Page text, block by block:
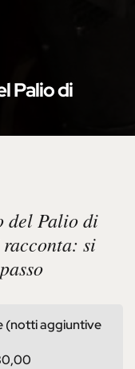
Palio di
del Palio di
si
(notti aggiuntive